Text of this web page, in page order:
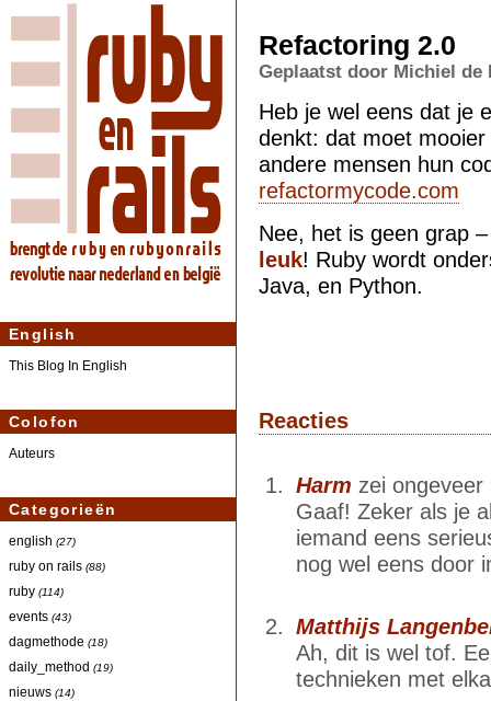
English
This Blog In English
Colofon
Auteurs
Categorieën
english (27)
ruby on rails (88)
ruby (114)
events (43)
dagmethode (18)
daily_method (19)
nieuws (14)
Refactoring 2.0
Geplaatst door Michiel de
Heb je wel eens dat je
denkt: dat moet
andere mensen hun
refactormycode.com
Nee, het is geen grap
leuk! Ruby wordt
Java, en Python.
Reacties
Harm zei
Gaaf! Zeker als je
iemand eens
nog wel eens door
Matthijs
Ah, dit is wel tof.
technieken met